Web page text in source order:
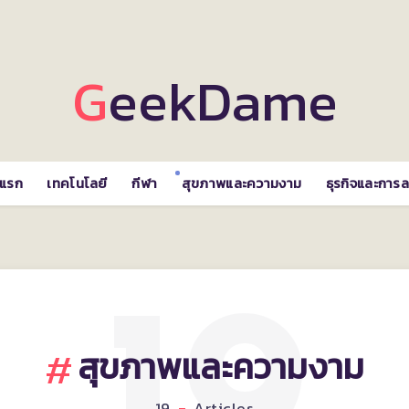
GeekDame
รก เทคโนโลยี กีฬา สุขภาพและความงาม ธุรกิจและการ
สุขภาพและความงาม